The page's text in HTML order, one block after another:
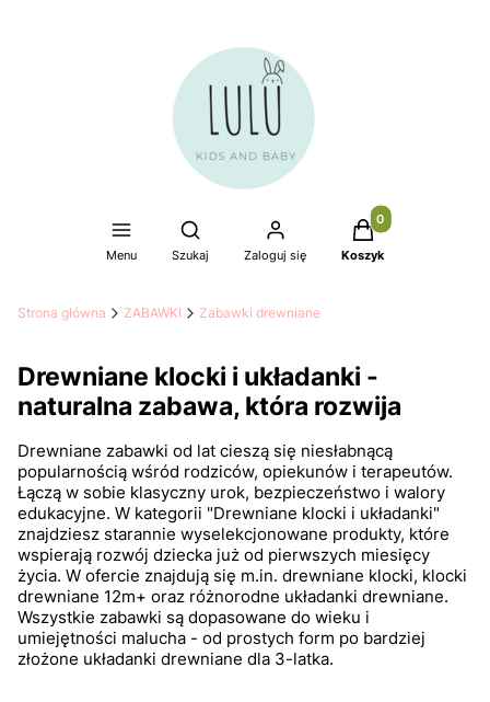
Menu
Otwórz wyszukiwarkę
Szukaj Zaloguj się
Produkty w
Koszyk
Strona główna ZABAWKI Zabawki drewniane
Drewniane klocki i układanki -
naturalna zabawa, która rozwija
Drewniane zabawki od lat cieszą się niesłabnącą
popularnością wśród rodziców, opiekunów i terapeutów.
Łączą w sobie klasyczny urok, bezpieczeństwo i walory
edukacyjne. W kategorii "Drewniane klocki i układanki"
znajdziesz starannie wyselekcjonowane produkty, które
wspierają rozwój dziecka już od pierwszych miesięcy
życia. W ofercie znajdują się m.in. drewniane klocki, klocki
drewniane 12m+ oraz różnorodne układanki drewniane.
Wszystkie zabawki są dopasowane do wieku i
umiejętności malucha - od prostych form po bardziej
złożone układanki drewniane dla 3-latka.